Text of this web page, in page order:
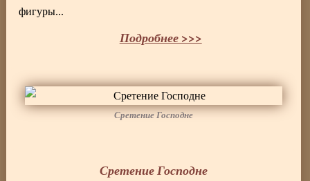
фигуры...
Подробнее >>>
Сретение Господне
Сретение Господне